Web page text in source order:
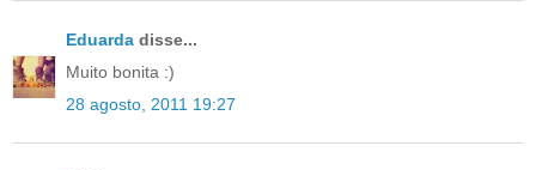
Eduarda disse...
Muito bonita :)
28 agosto, 2011 19:27